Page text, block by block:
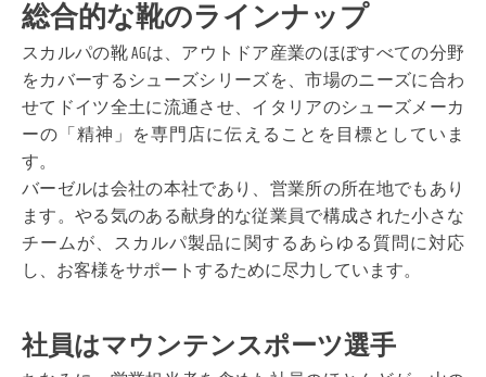
総合的な靴のラインナップ
スカルパの靴 AGは、アウトドア産業のほぼすべての分野
をカバーするシューズシリーズを、市場のニーズに合わ
せてドイツ全土に流通させ、イタリアのシューズメーカ
ーの「精神」を専門店に伝えることを目標としていま
す。
バーゼルは会社の本社であり、営業所の所在地でもあり
ます。やる気のある献身的な従業員で構成された小さな
チームが、スカルパ製品に関するあらゆる質問に対応
し、お客様をサポートするために尽力しています。
社員はマウンテンスポーツ選手